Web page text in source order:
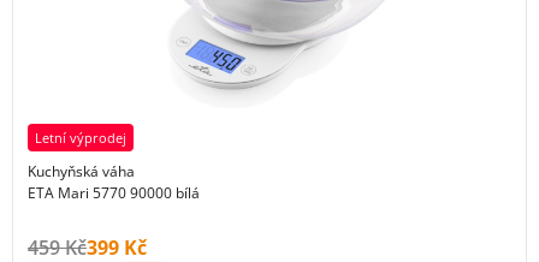
Letní výprodej
Kuchyňská váha
ETA Mari 5770 90000 bílá
Původní cena s DPH:
459 KčCena s DPH:
399 Kč